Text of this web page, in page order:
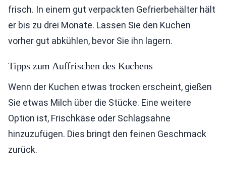
frisch. In einem gut verpackten Gefrierbehälter hält
er bis zu drei Monate. Lassen Sie den Kuchen
vorher gut abkühlen, bevor Sie ihn lagern.
Tipps zum Auffrischen des Kuchens
Wenn der Kuchen etwas trocken erscheint, gießen
Sie etwas Milch über die Stücke. Eine weitere
Option ist, Frischkäse oder Schlagsahne
hinzuzufügen. Dies bringt den feinen Geschmack
zurück.